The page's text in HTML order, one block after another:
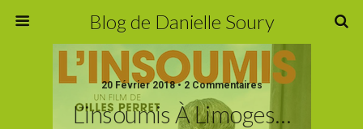
Blog de Danielle Soury
20 Février 2018 • 2 Commentaires
L’insoumis À Limoges…